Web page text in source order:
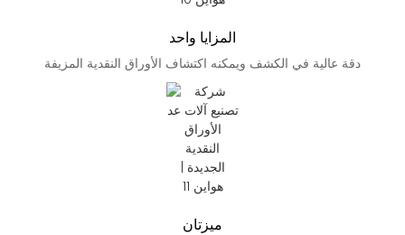
المزايا واحد
دقة عالية في الكشف ويمكنه اكتشاف الأوراق النقدية المزيفة
ميزتان